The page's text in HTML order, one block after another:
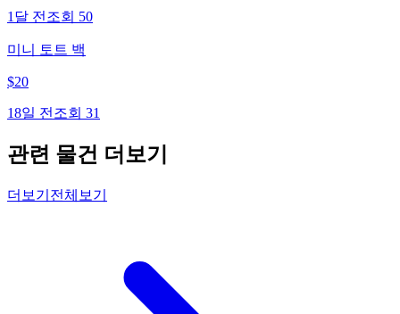
1달 전 조회 50
미니 토트 백
$20
18일 전 조회 31
관련 물건 더보기
더보기 전체보기